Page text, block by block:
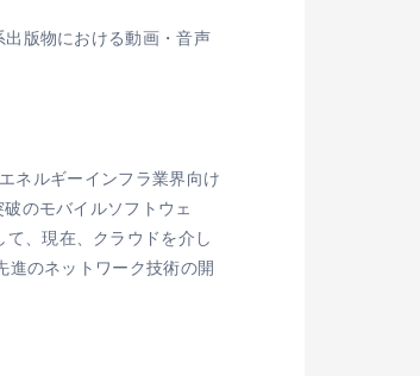
版物における動画・音声
ネルギーインフラ業界向け
のモバイルソフトウェ
、現在、クラウドを介し
進のネットワーク技術の開